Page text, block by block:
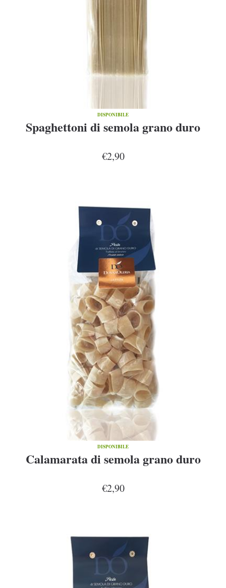
DISPONIBILE
Spaghettoni di semola grano duro
€2,90
DISPONIBILE
Calamarata di semola grano duro
€2,90